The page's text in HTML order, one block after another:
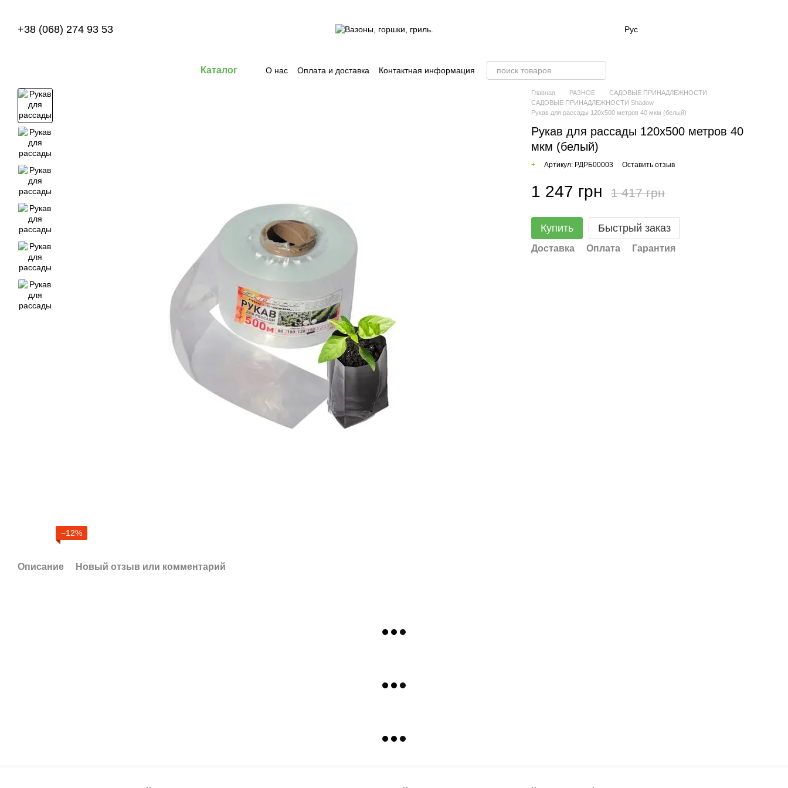
+38 (068) 274 93 53 Рус
Каталог О нас Оплата и доставка Контактная информация
−12%
Описание Новый отзыв или комментарий
Главная РАЗНОЕ
САДОВЫЕ ПРИНАДЛЕЖНОСТИ
САДОВЫЕ ПРИНАДЛЕЖНОСТИ Shadow
Рукав для рассады 120х500 метров 40 мкм (белый)
Рукав для рассады 120х500 метров 40
мкм (белый)
+ Артикул: РДРБ00003 Оставить отзыв
1 247 грн 1 417 грн
Купить Быстрый заказ
Доставка Оплата Гарантия